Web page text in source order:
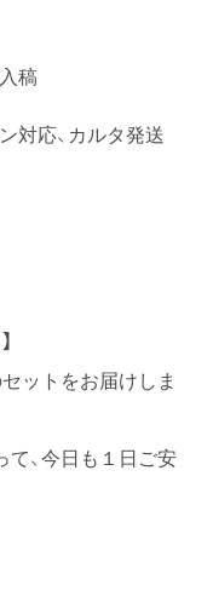
稿
応、カルタ発送
ットをお届けしま
、今日も１日ご安